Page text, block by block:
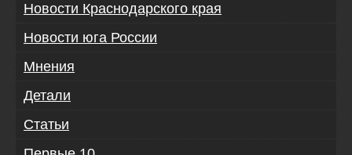
Новости Краснодарского края
Новости юга России
Мнения
Детали
Статьи